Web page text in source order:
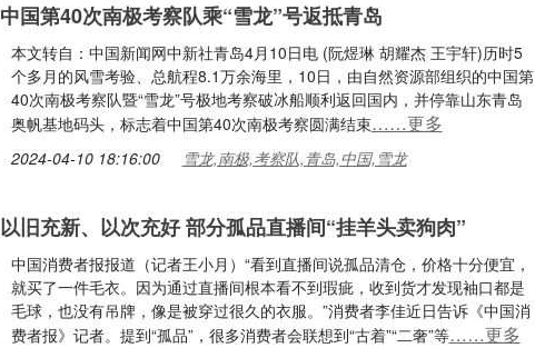
中国第40次南极考察队乘“雪龙”号返抵青岛
本文转自：中国新闻网中新社青岛4月10日电 (阮煜琳 胡耀杰 王宇轩)历时5
个多月的风雪考验、总航程8.1万余海里，10日，由自然资源部组织的中国第
40次南极考察队暨“雪龙”号极地考察破冰船顺利返回国内，并停靠山东青岛
奥帆基地码头，标志着中国第40次南极考察圆满结束……更多
2024-04-10 18:16:00 雪龙,南极,考察队,青岛,中国,雪龙
以旧充新、以次充好 部分孤品直播间“挂羊头卖狗肉”
中国消费者报报道（记者王小月）“看到直播间说孤品清仓，价格十分便宜，
就买了一件毛衣。因为通过直播间根本看不到瑕疵，收到货才发现袖口都是
毛球，也没有吊牌，像是被穿过很久的衣服。”消费者李佳近日告诉《中国消
费者报》记者。提到“孤品”，很多消费者会联想到“古着”“二奢”等……更多